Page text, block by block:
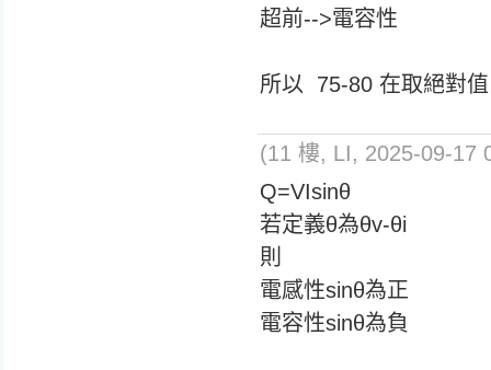
超前-->電容性
所以 75-80 在取絕對
(11 樓, LI, 2025-09-17
Q=VIsinθ
若定義θ為θv-θi
則
電感性sinθ為正
電容性sinθ為負